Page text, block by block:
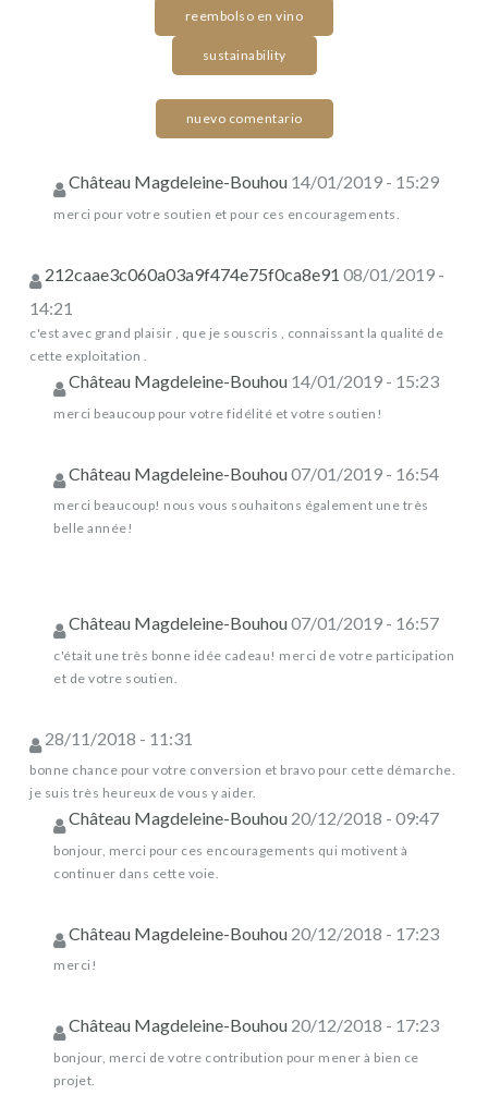
reembolso en vino
sustainability
nuevo comentario
Château Magdeleine-Bouhou 14/01/2019 - 15:29
merci pour votre soutien et pour ces encouragements.
212caae3c060a03a9f474e75f0ca8e91 08/01/2019 -
14:21
c'est avec grand plaisir , que je souscris , connaissant la qualité de
cette exploitation .
Château Magdeleine-Bouhou 14/01/2019 - 15:23
merci beaucoup pour votre fidélité et votre soutien!
Château Magdeleine-Bouhou07/01/2019 - 16:54
merci beaucoup! nous vous souhaitons également une très
belle année!
Château Magdeleine-Bouhou07/01/2019 - 16:57
c'était une très bonne idée cadeau! merci de votre participation
et de votre soutien.
28/11/2018 - 11:31
bonne chance pour votre conversion et bravo pour cette démarche.
je suis très heureux de vous y aider.
Château Magdeleine-Bouhou 20/12/2018 - 09:47
bonjour, merci pour ces encouragements qui motivent à
continuer dans cette voie.
Château Magdeleine-Bouhou 20/12/2018 - 17:23
merci!
Château Magdeleine-Bouhou 20/12/2018 - 17:23
bonjour, merci de votre contribution pour mener à bien ce
projet.